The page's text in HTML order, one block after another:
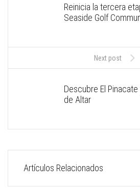
Reinicia la tercera
Seaside Golf
Next post
Descubre El
de Altar
Artículos Relacionados